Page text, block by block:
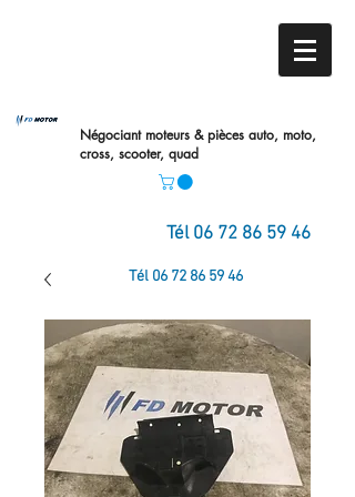
Négociant moteurs & pièces auto, moto,
cross, scooter, quad
Tél 06 72 86 59 46
Tél 06 72 86 59 46